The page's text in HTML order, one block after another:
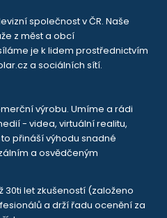
společnost v ČR. Naše
z měst a obcí
je k lidem prostřednictvím
a sociálních sítí.
výrobu. Umíme a rádi
- videa, virtuální realitu,
přináší výhodu snadné
a osvědčeným
30ti let zkušeností (založeno
a drží řadu ocenění za